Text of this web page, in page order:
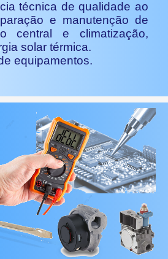
técnica de qualidade ao
e manutenção de
central e climatização,
solar térmica.
equipamentos.